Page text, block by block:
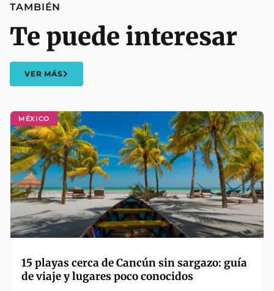
MÉXICO
15 playas cerca de Cancún sin sargazo: guía
de viaje y lugares poco conocidos
TAMBIÉN
Te puede interesar
VER MÁS